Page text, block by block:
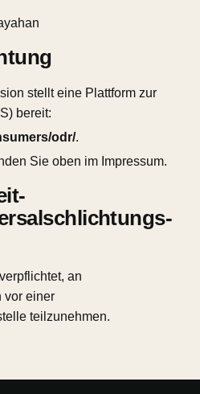
stellt eine Plattform zur
bereit:
odr/.
Sie oben im Impressum.
an
vor einer
teilzunehmen.